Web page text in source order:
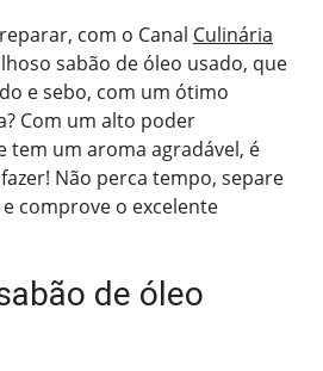
com o Canal Culinária
sabão de óleo usado, que
e sebo, com um ótimo
Com um alto poder
tem um aroma agradável, é
Não perca tempo, separe
comprove o excelente
de óleo